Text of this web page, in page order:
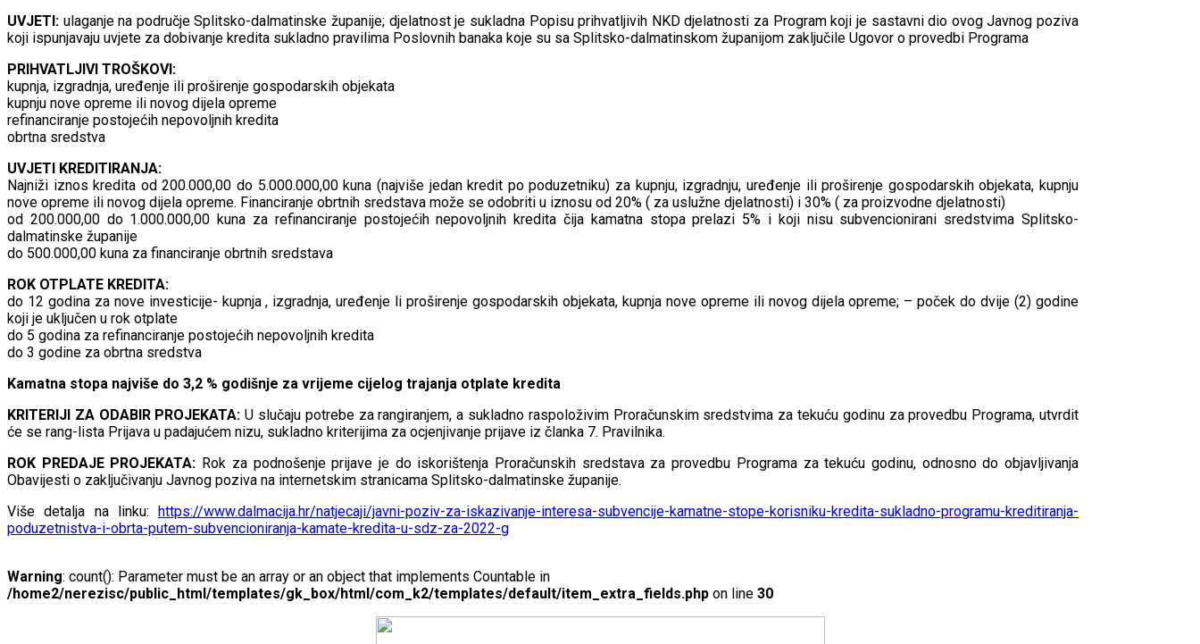
UVJETI: ulaganje na područje Splitsko-dalmatinske županije; djelatnost je sukladna Popisu prihvatljivih NKD djelatnosti za Program koji je sastavni dio ovog Javnog poziva
koji ispunjavaju uvjete za dobivanje kredita sukladno pravilima Poslovnih banaka koje su sa Splitsko-dalmatinskom županijom zaključile Ugovor o provedbi Programa
PRIHVATLJIVI TROŠKOVI:
kupnja, izgradnja, uređenje ili proširenje gospodarskih objekata
kupnju nove opreme ili novog dijela opreme
refinanciranje postojećih nepovoljnih kredita
obrtna sredstva
UVJETI KREDITIRANJA:
Najniži iznos kredita od 200.000,00 do 5.000.000,00 kuna (najviše jedan kredit po poduzetniku) za kupnju, izgradnju, uređenje ili proširenje gospodarskih objekata, kupnju
nove opreme ili novog dijela opreme. Financiranje obrtnih sredstava može se odobriti u iznosu od 20% ( za uslužne djelatnosti) i 30% ( za proizvodne djelatnosti)
od 200.000,00 do 1.000.000,00 kuna za refinanciranje postojećih nepovoljnih kredita čija kamatna stopa prelazi 5% i koji nisu subvencionirani sredstvima Splitsko-
dalmatinske županije
do 500.000,00 kuna za financiranje obrtnih sredstava
ROK OTPLATE KREDITA:
do 12 godina za nove investicije- kupnja , izgradnja, uređenje li proširenje gospodarskih objekata, kupnja nove opreme ili novog dijela opreme; – poček do dvije (2) godine
koji je uključen u rok otplate
do 5 godina za refinanciranje postojećih nepovoljnih kredita
do 3 godine za obrtna sredstva
Kamatna stopa najviše do 3,2 % godišnje za vrijeme cijelog trajanja otplate kredita
KRITERIJI ZA ODABIR PROJEKATA:U slučaju potrebe za rangiranjem, a sukladno raspoloživim Proračunskim sredstvima za tekuću godinu za provedbu Programa, utvrdit
će se rang-lista Prijava u padajućem nizu, sukladno kriterijima za ocjenjivanje prijave iz članka 7. Pravilnika.
ROK PREDAJE PROJEKATA: Rok za podnošenje prijave je do iskorištenja Proračunskih sredstava za provedbu Programa za tekuću godinu, odnosno do objavljivanja
Obavijesti o zaključivanju Javnog poziva na internetskim stranicama Splitsko-dalmatinske županije.
Više detalja na linku:
https://www.dalmacija.hr/natjecaji/javni-poziv-za-iskazivanje-interesa-subvencije-kamatne-stope-korisniku-kredita-sukladno-programu-kreditiranja-
poduzetnistva-i-obrta-putem-subvencioniranja-kamate-kredita-u-sdz-za-2022-g
Warning: count(): Parameter must be an array or an object that implements Countable in
/home2/nerezisc/public_html/templates/gk_box/html/com_k2/templates/default/item_extra_fields.php on line 30